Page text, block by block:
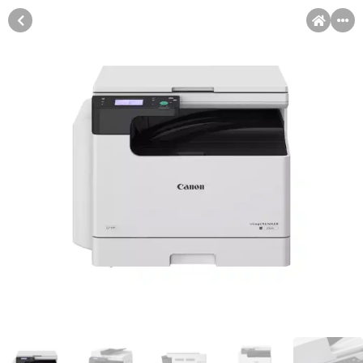
Račun
Pomoć pri kupovini
Kupovina na rate